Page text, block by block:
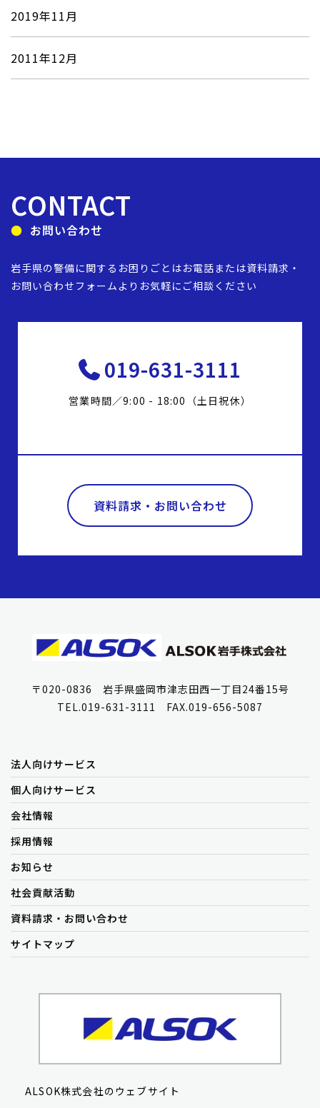
2019年11月
2011年12月
CONTACT
お問い合わせ
岩手県の警備に関するお困りごとはお電話または資料請求・
お問い合わせフォームより お気軽にご相談ください
019-631-3111
営業時間／9:00 - 18:00（土日祝休）
資料請求・お問い合わせ
〒020-0836 岩手県盛岡市津志田西一丁目24番15号
TEL.019-631-3111 FAX.019-656-5087
法人向けサービス
個人向けサービス
会社情報
採用情報
お知らせ
社会貢献活動
資料請求・お問い合わせ
サイトマップ
ALSOK株式会社のウェブサイト